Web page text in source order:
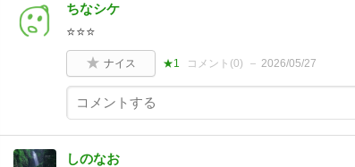
ちなシケ
⭐️⭐️⭐️
ナイス ★1 コメント(0) 2026/05/27
しのなお